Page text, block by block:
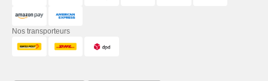
Nos transporteurs